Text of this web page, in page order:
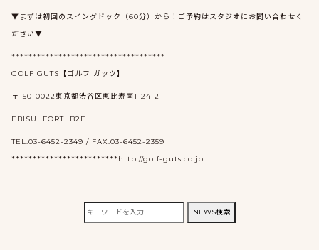
▼まずは初回のスイングドック（60分）から！ご予約はスタジオにお問い合わせく
ださい▼
************************************
GOLF GUTS【ゴルフ ガッツ】
〒150-0022東京都渋谷区恵比寿南1-24-2
EBISU FORT B2F
TEL.03-6452-2349 / FAX.03-6452-2359
*************************http://golf-guts.co.jp
検
索:
NEWS検索